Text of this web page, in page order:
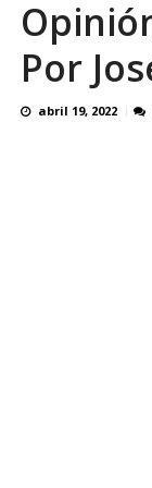
Por
abril 19, 2022